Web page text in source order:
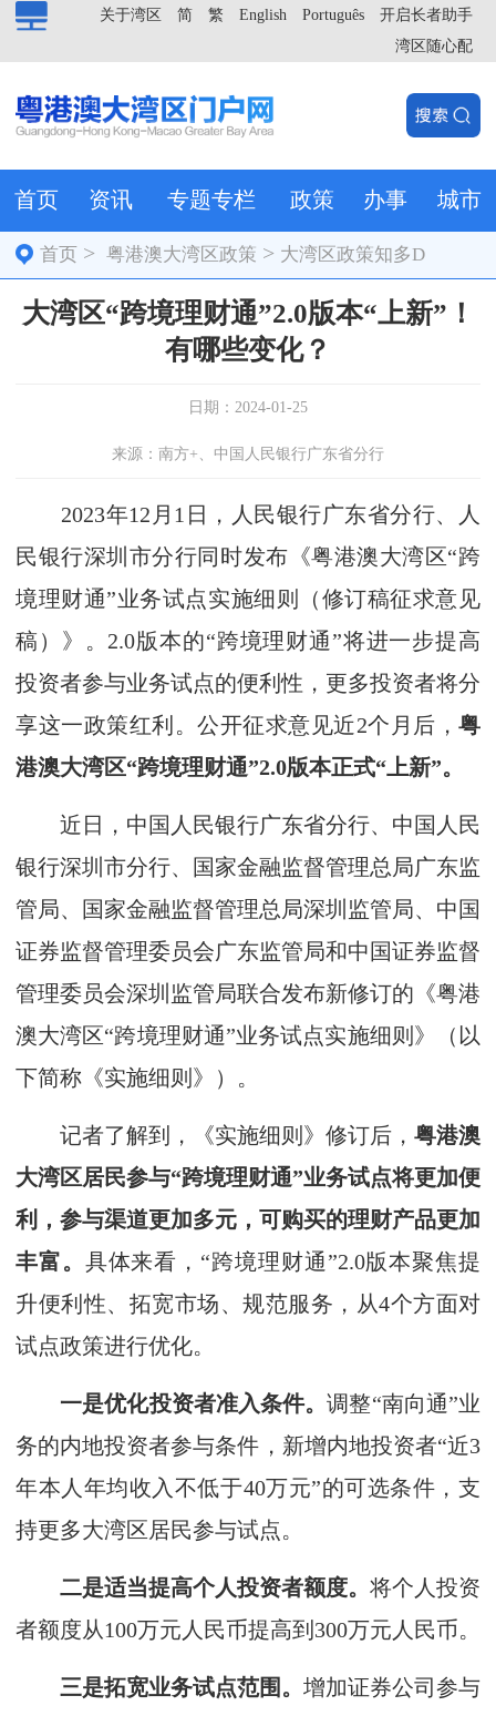
开启长者助手
Português
English
繁
简
关于湾区
湾区随心配
首页 资讯 专题专栏 政策 办事 城市
首页 >粤港澳大湾区政策 > 大湾区政策知多D
大湾区“跨境理财通”2.0版本“上新”！
有哪些变化？
日期：2024-01-25
来源：南方+、中国人民银行广东省分行
2023年12月1日，人民银行广东省分行、人
民银行深圳市分行同时发布《粤港澳大湾区“跨
境理财通”业务试点实施细则（修订稿征求意见
稿）》。 2.0版本的“跨境理财通”将进一步提高
投资者参与业务试点的便利性，更多投资者将分
享这一政策红利。 公开征求意见近2个月后， 粤
港澳大湾区“跨境理财通”2.0版本正式“上新”。
近日，中国人民银行广东省分行、中国人民
银行深圳市分行、国家金融监督管理总局广东监
管局、国家金融监督管理总局深圳监管局、中国
证券监督管理委员会广东监管局和中国证券监督
管理委员会深圳监管局联合发布新修订的《粤港
澳大湾区“跨境理财通”业务试点实施细则》（以
下简称《实施细则》）。
记者了解到，《实施细则》修订后， 粤港澳
大湾区居民参与“跨境理财通”业务试点将更加便
利，参与渠道更加多元，可购买的理财产品更加
丰富。 具体来看，“跨境理财通”2.0版本聚焦提
升便利性、拓宽市场、规范服务，从4个方面对
试点政策进行优化。
一是优化投资者准入条件。调整“南向通”业
务的内地投资者参与条件，新增内地投资者“近3
年本人年均收入不低于40万元”的可选条件，支
持更多大湾区居民参与试点。
二是适当提高个人投资者额度。 将个人投资
者额度从100万元人民币提高到300万元人民币。
三是拓宽业务试点范围。 增加证券公司参与